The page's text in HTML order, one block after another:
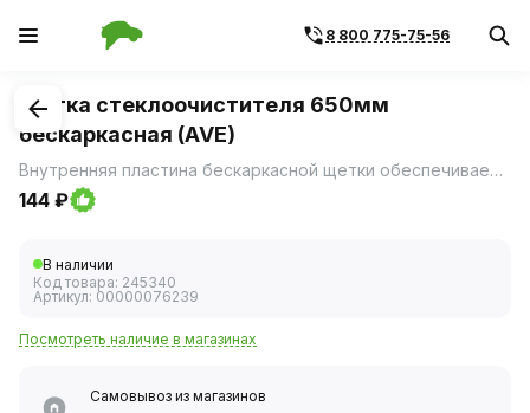
8 800 775-75-56
1/1
Щетка стеклоочистителя 650мм
бескаркасная (AVE)
Внутренняя пластина бескаркасной щетки обеспечивает равномерное прилегание к ветровому стеклу с любым изгибом.
144 ₽
В наличии
Код товара: 245340
Артикул: 00000076239
Посмотреть наличие в магазинах
Самовывоз из магазинов